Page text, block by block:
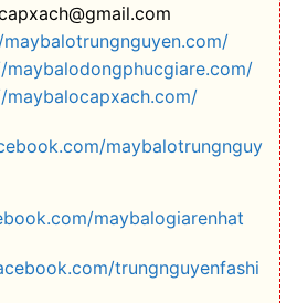
maybalodongphucgiare.com/
maybalocapxach.com/
maybalotrungnguy
maybalogiarenhat
trungnguyenfashi